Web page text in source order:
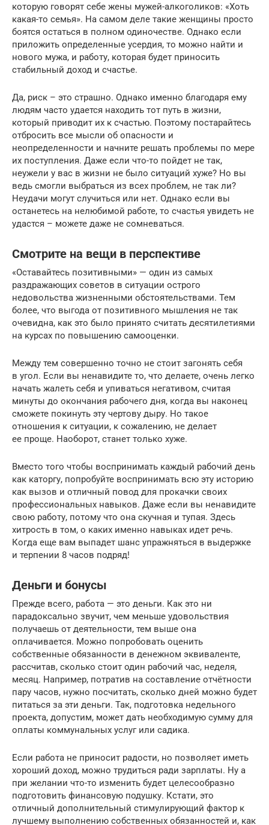
которую говорят себе жены мужей-алкоголиков: «Хоть
какая-то семья». На самом деле такие женщины просто
боятся остаться в полном одиночестве. Однако если
приложить определенные усердия, то можно найти и
нового мужа, и работу, которая будет приносить
стабильный доход и счастье.
Да, риск – это страшно. Однако именно благодаря ему
людям часто удается находить тот путь в жизни,
который приводит их к счастью. Поэтому постарайтесь
отбросить все мысли об опасности и
неопределенности и начните решать проблемы по мере
их поступления. Даже если что-то пойдет не так,
неужели у вас в жизни не было ситуаций хуже? Но вы
ведь смогли выбраться из всех проблем, не так ли?
Неудачи могут случиться или нет. Однако если вы
останетесь на нелюбимой работе, то счастья увидеть не
удастся – можете даже не сомневаться.
Смотрите на вещи в перспективе
«Оставайтесь позитивными» — один из самых
раздражающих советов в ситуации острого
недовольства жизненными обстоятельствами. Тем
более, что выгода от позитивного мышления не так
очевидна, как это было принято считать десятилетиями
на курсах по повышению самооценки.
Между тем совершенно точно не стоит загонять себя
в угол. Если вы ненавидите то, что делаете, очень легко
начать жалеть себя и упиваться негативом, считая
минуты до окончания рабочего дня, когда вы наконец
сможете покинуть эту чертову дыру. Но такое
отношения к ситуации, к сожалению, не делает
ее проще. Наоборот, станет только хуже.
Вместо того чтобы воспринимать каждый рабочий день
как каторгу, попробуйте воспринимать всю эту историю
как вызов и отличный повод для прокачки своих
профессиональных навыков. Даже если вы ненавидите
свою работу, потому что она скучная и тупая. Здесь
хитрость в том, о каких именно навыках идет речь.
Когда еще вам выпадет шанс упражняться в выдержке
и терпении 8 часов подряд!
Деньги и бонусы
Прежде всего, работа — это деньги. Как это ни
парадоксально звучит, чем меньше удовольствия
получаешь от деятельности, тем выше она
оплачивается. Можно попробовать оценить
собственные обязанности в денежном эквиваленте,
рассчитав, сколько стоит один рабочий час, неделя,
месяц. Например, потратив на составление отчётности
пару часов, нужно посчитать, сколько дней можно будет
питаться за эти деньги. Так, подготовка недельного
проекта, допустим, может дать необходимую сумму для
оплаты коммунальных услуг или садика.
Если работа не приносит радости, но позволяет иметь
хороший доход, можно трудиться ради зарплаты. Ну а
при желании что-то изменить будет целесообразно
подготовить финансовую подушку. Кстати, это
отличный дополнительный стимулирующий фактор к
лучшему выполнению собственных обязанностей и, как